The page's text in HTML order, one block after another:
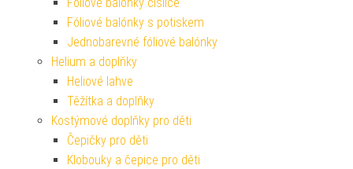
Fóliové balónky s potiskem
Jednobarevné fóliové balónky
Helium a doplňky
Heliové lahve
Těžítka a doplňky
Kostýmové doplňky pro děti
Čepičky pro děti
Klobouky a čepice pro děti